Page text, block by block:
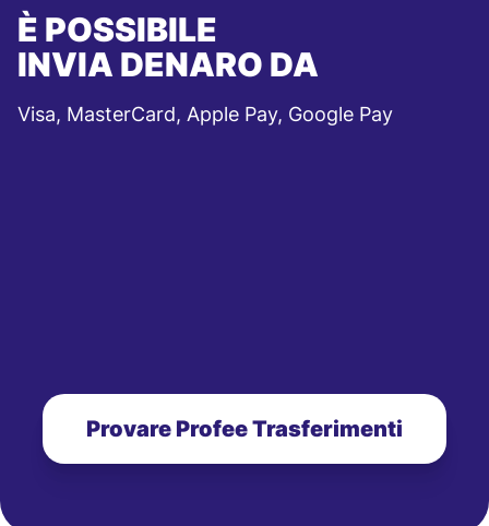
È POSSIBILE
INVIA DENARO DA
Visa, MasterCard, Apple Pay, Google Pay
Provare Profee Trasferimenti